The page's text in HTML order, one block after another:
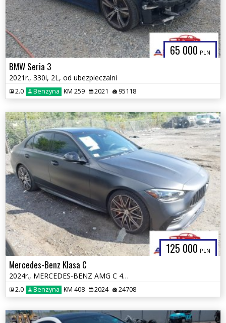
65 000 PLN
BMW Seria 3
2021r., 330i, 2L, od ubezpieczalni
2.0 Benzyna KM 259 2021 95118
125 000 PLN
Mercedes-Benz Klasa C
2024r., MERCEDES-BENZ AMG C 43 4MATIC, 2L, od ubezpieczalni
2.0 Benzyna KM 408 2024 24708